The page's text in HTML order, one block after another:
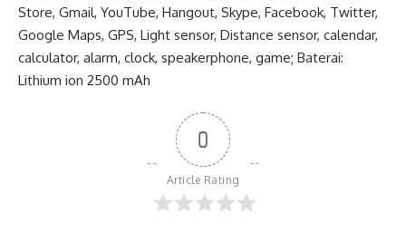
Store, Gmail, YouTube, Hangout, Skype, Facebook, Twitter,
Google Maps, GPS, Light sensor, Distance sensor, calendar,
calculator, alarm, clock, speakerphone, game; Baterai:
Lithium ion 2500 mAh
0
Article Rating